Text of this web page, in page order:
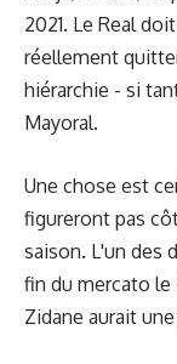
2021. Le Real
réellement
hiérarchie - si
Mayoral.
Une chose est
figureront pas
saison. L'un des
fin du mercato
Zidane aurait